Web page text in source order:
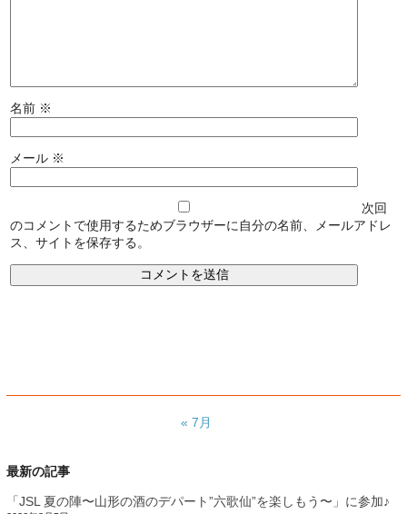
名前 ※
メール ※
次回
のコメントで使用するためブラウザーに自分の名前、メールアドレ
ス、サイトを保存する。
« 7月
最新の記事
「JSL 夏の陣〜山形の酒のデパート”六歌仙”を楽しもう〜」に参加♪